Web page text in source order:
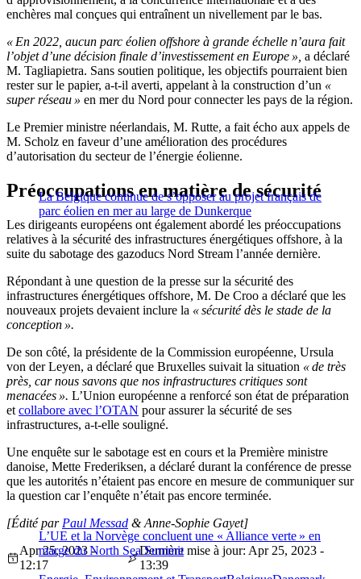
enchères mal conçues qui entraînent un nivellement par le bas.
« En 2022, aucun parc éolien offshore à grande échelle n’aura fait
l’objet d’une décision finale d’investissement en Europe », a déclaré
M. Tagliapietra. Sans soutien politique, les objectifs pourraient bien
rester sur le papier, a-t-il averti, appelant à la construction d’un «
super réseau » en mer du Nord pour connecter les pays de la région.
Le Premier ministre néerlandais, M. Rutte, a fait écho aux appels de
M. Scholz en faveur d’une amélioration des procédures
d’autorisation du secteur de l’énergie éolienne.
La Belgique continue de s’opposer au projet français de
parc éolien en mer au large de Dunkerque
Préoccupations en matière de sécurité
Les dirigeants européens ont également abordé les préoccupations
relatives à la sécurité des infrastructures énergétiques offshore, à la
suite du sabotage des gazoducs Nord Stream l’année dernière.
Répondant à une question de la presse sur la sécurité des
infrastructures énergétiques offshore, M. De Croo a déclaré que les
nouveaux projets devaient inclure la « sécurité dès le stade de la
conception ».
De son côté, la présidente de la Commission européenne, Ursula
von der Leyen, a déclaré que Bruxelles suivait la situation « de très
près, car nous savons que nos infrastructures critiques sont
menacées ». L’Union européenne a renforcé son état de préparation
et collabore avec l’OTAN pour assurer la sécurité de ses
infrastructures, a-t-elle souligné.
Une enquête sur le sabotage est en cours et la Première ministre
danoise, Mette Frederiksen, a déclaré durant la conférence de presse
que les autorités n’étaient pas encore en mesure de communiquer sur
la question car l’enquête n’était pas encore terminée.
L’UE et la Norvège concluent une « Alliance verte » en
marge du North Sea Summit
[Édité par Paul Messad & Anne-Sophie Gayet]
Apr 25, 2023 -
12:17
Dernière mise à jour: Apr 25, 2023 -
13:39